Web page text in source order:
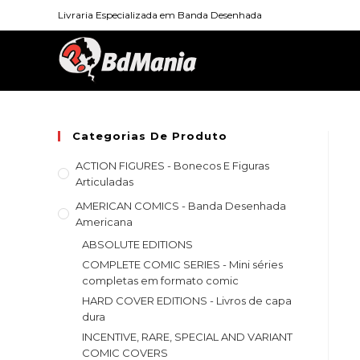
Livraria Especializada em Banda Desenhada
Categorias De Produto
ACTION FIGURES - Bonecos E Figuras
Articuladas
AMERICAN COMICS - Banda Desenhada
Americana
ABSOLUTE EDITIONS
COMPLETE COMIC SERIES - Mini séries
completas em formato comic
HARD COVER EDITIONS - Livros de capa
dura
INCENTIVE, RARE, SPECIAL AND VARIANT
COMIC COVERS